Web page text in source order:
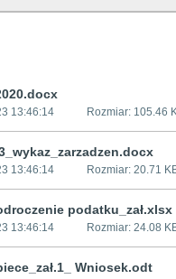
13:46:14 Rozmiar: 105.46
13:46:14 Rozmiar: 20.71
podatku_zał.xlsx
13:46:14 Rozmiar: 24.08
Wniosek.odt